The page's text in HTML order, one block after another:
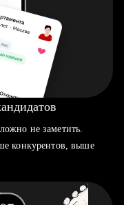
не заметить.
конкурентов, выше